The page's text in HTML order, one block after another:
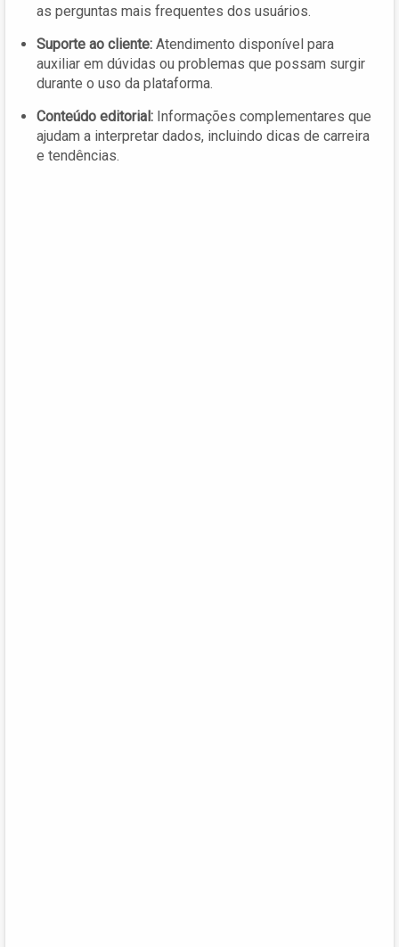
as perguntas mais frequentes dos usuários.
Suporte ao cliente: Atendimento disponível para
auxiliar em dúvidas ou problemas que possam surgir
durante o uso da plataforma.
Conteúdo editorial: Informações complementares que
ajudam a interpretar dados, incluindo dicas de carreira
e tendências.